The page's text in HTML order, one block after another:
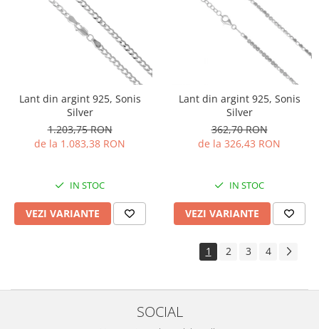
Lant din argint 925, Sonis
Silver
1.203,75 RON
de la 1.083,38 RON
IN STOC
VEZI VARIANTE
Lant din argint 925, Sonis
Silver
362,70 RON
de la 326,43 RON
IN STOC
VEZI VARIANTE
1 2 3 4
SOCIAL